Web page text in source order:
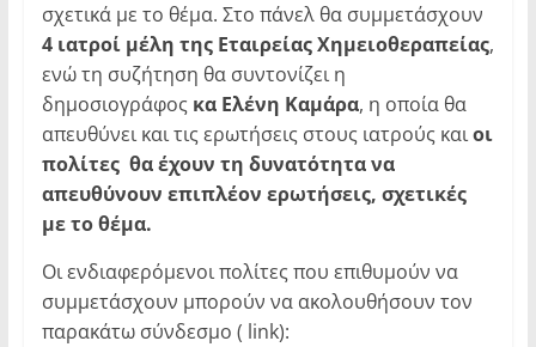
σχετικά με το θέμα. Στο πάνελ θα συμμετάσχουν
4 ιατροί μέλη της Εταιρείας Χημειοθεραπείας,
ενώ τη συζήτηση θα συντονίζει η
δημοσιογράφος κα Ελένη Καμάρα, η οποία θα
απευθύνει και τις ερωτήσεις στους ιατρούς καιοι
πολίτες θα έχουν τη δυνατότητα να
απευθύνουν επιπλέον ερωτήσεις, σχετικές
με το θέμα.
Οι ενδιαφερόμενοι πολίτες που επιθυμούν να
συμμετάσχουν μπορούν να ακολουθήσουν τον
παρακάτω σύνδεσμο ( link):